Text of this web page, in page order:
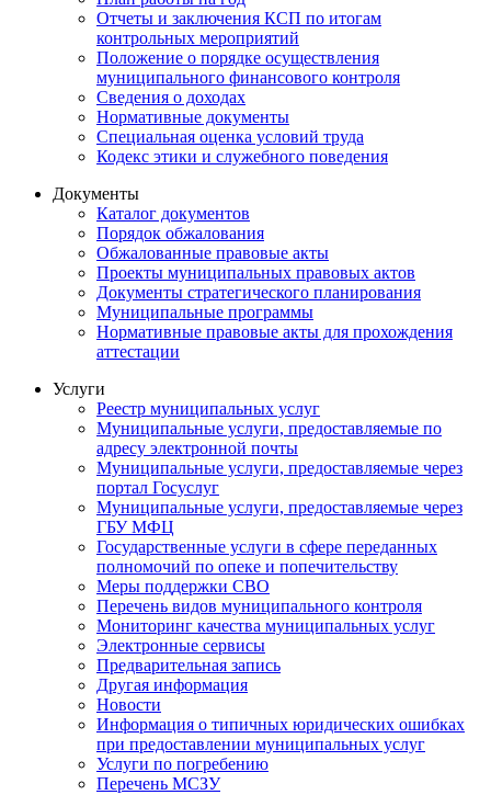
Отчеты и заключения КСП по итогам
контрольных мероприятий
Положение о порядке осуществления
муниципального финансового контроля
Сведения о доходах
Нормативные документы
Специальная оценка условий труда
Кодекс этики и служебного поведения
Документы
Каталог документов
Порядок обжалования
Обжалованные правовые акты
Проекты муниципальных правовых актов
Документы стратегического планирования
Муниципальные программы
Нормативные правовые акты для прохождения
аттестации
Услуги
Реестр муниципальных услуг
Муниципальные услуги, предоставляемые по
адресу электронной почты
Муниципальные услуги, предоставляемые через
портал Госуслуг
Муниципальные услуги, предоставляемые через
ГБУ МФЦ
Государственные услуги в сфере переданных
полномочий по опеке и попечительству
Меры поддержки СВО
Перечень видов муниципального контроля
Мониторинг качества муниципальных услуг
Электронные сервисы
Предварительная запись
Другая информация
Новости
Информация о типичных юридических ошибках
при предоставлении муниципальных услуг
Услуги по погребению
Перечень МСЗУ